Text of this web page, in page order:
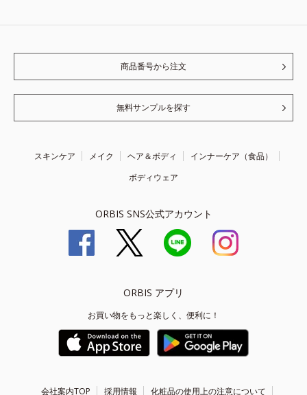
商品番号から注文
無料サンプルを探す
スキンケア メイク ヘア＆ボディ
インナーケア（食品）
ボディウェア
ORBIS SNS公式アカウント
ORBIS アプリ
お買い物をもっと楽しく、便利に！
会社案内TOP 採用情報 化粧品の使用上の注意について